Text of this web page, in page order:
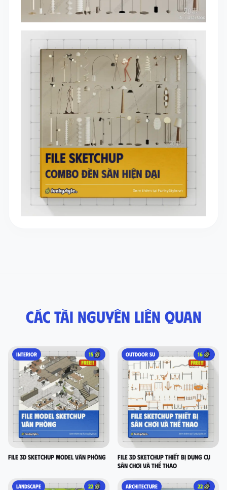
Các tài nguyên liên quan
INTERIOR 15
FILE 3D SKETCHUP MODEL VĂN PHÒNG
OUTDOOR SU 16
FILE 3D SKETCHUP thiết bị dụng cụ
sân chơi và thể thao
LANDSCAPE 22 ARCHITECTURE 22